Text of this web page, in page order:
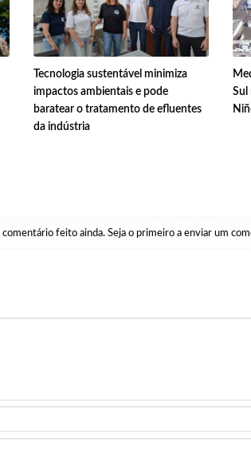
Tecnologia sustentável minimiza
impactos ambientais e pode
baratear o tratamento de efluentes
da indústria
Sul
comentário feito ainda. Seja o primeiro a enviar um